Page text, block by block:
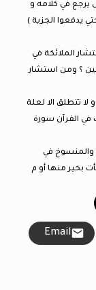
يرجع في كلامه و
الآية 29 (قاتلوهم حتي يدفعوا الجزية )
الآية 30 أن الله استشار الملائكة في
؟ ومن استشار
لا تتطلق الا لعلة
في القرآن سورة
والمنسوخ في
Email